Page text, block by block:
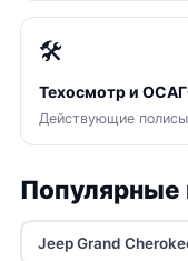
🛠
Техосмотр и
Действующие
Популярные
Jeep Grand